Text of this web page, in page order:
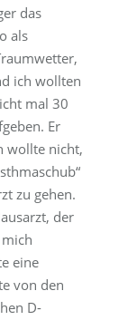
das
als
ich wollten
mal 30
Er
wollte nicht,
zu gehen.
der
eine
von den
D-